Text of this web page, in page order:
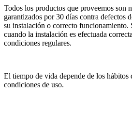
Todos los productos que proveemos son
garantizados por 30 días contra defectos
su instalación o correcto funcionamiento.
cuando la instalación es efectuada
condiciones regulares.
El tiempo de vida depende de los hábitos
condiciones de uso.